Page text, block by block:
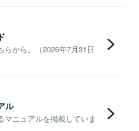
から。（2026年7月31日
ル
ニュアルを掲載していま